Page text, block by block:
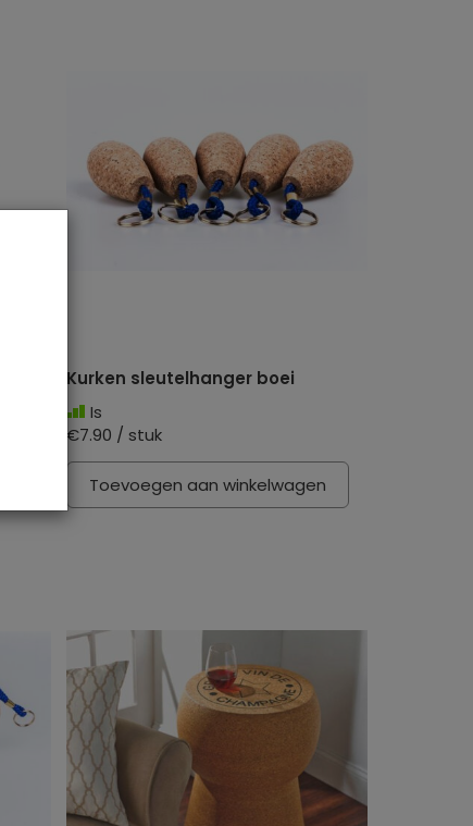
Kurken sleutelhanger boei
Is
€7.90 / stuk
Toevoegen aan winkelwagen